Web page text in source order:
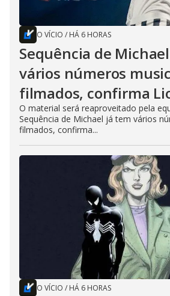
O VÍCIO / HÁ 6 HORAS
Sequência de
vários números
filmados, confirma
O material será reaproveitado pela
Sequência de Michael já tem vários
filmados, confirma...
O VÍCIO / HÁ 6 HORAS